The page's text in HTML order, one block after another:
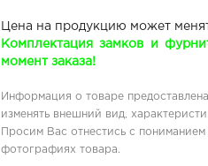
Цена на продукцию может
Комплектация замков и
момент заказа!
Информация о товаре
изменять внешний вид,
Просим Вас отнестись с
фотографиях товара.